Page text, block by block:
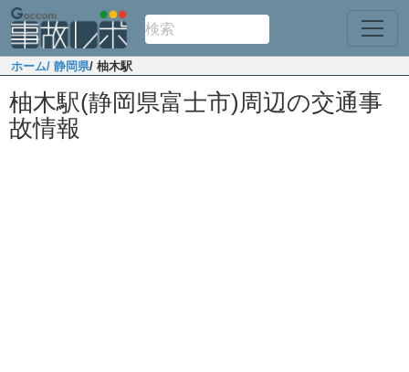
ホーム/ 静岡県/ 柚木駅
柚木駅(静岡県富士市)周辺の交通事
故情報